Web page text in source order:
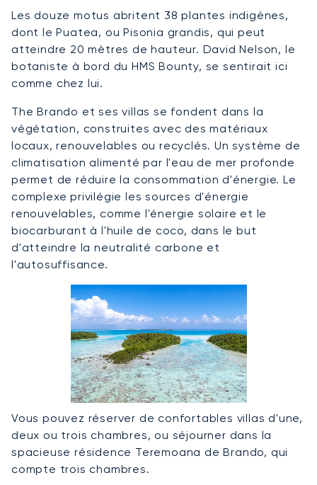
Les douze motus abritent 38 plantes indigènes,
dont le Puatea, ou Pisonia grandis, qui peut
atteindre 20 mètres de hauteur. David Nelson, le
botaniste à bord du HMS Bounty, se sentirait ici
comme chez lui.
The Brando et ses villas se fondent dans la
végétation, construites avec des matériaux
locaux, renouvelables ou recyclés. Un système de
climatisation alimenté par l'eau de mer profonde
permet de réduire la consommation d'énergie. Le
complexe privilégie les sources d'énergie
renouvelables, comme l'énergie solaire et le
biocarburant à l'huile de coco, dans le but
d'atteindre la neutralité carbone et
l'autosuffisance.
Vous pouvez réserver de confortables villas d'une,
deux ou trois chambres, ou séjourner dans la
spacieuse résidence Teremoana de Brando, qui
compte trois chambres.